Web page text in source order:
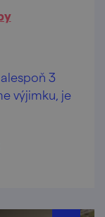
3
výjimku, je